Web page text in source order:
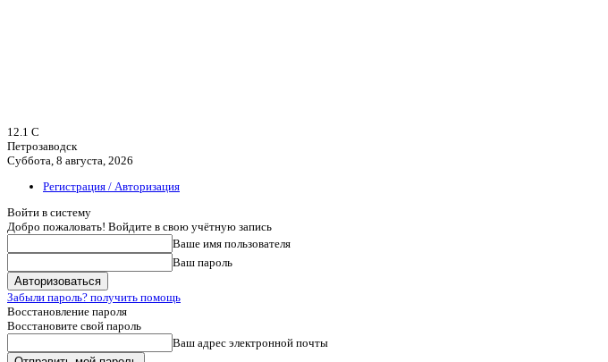
12.1 C
Петрозаводск
Суббота, 8 августа, 2026
Регистрация / Авторизация
Войти в систему
Добро пожаловать! Войдите в свою учётную запись
Ваше имя пользователя
Ваш пароль
Забыли пароль? получить помощь
Восстановление пароля
Восстановите свой пароль
Ваш адрес электронной почты